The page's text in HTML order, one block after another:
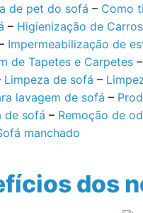
de pet do sofá – Como
– Higienização de Carros
Impermeabilização de
de Tapetes e Carpetes –
Limpeza de sofá –
lavagem de sofá –
de sofá – Remoção de
manchado
dos